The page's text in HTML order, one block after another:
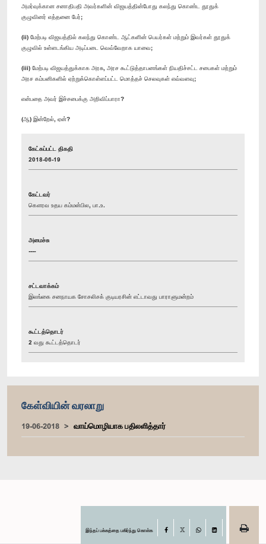
அமர்வுக்கான சனாதிபதி அவர்களின் விஜயத்தின்போது கலந்து கொண்ட தூதுக்
குழுவினர் எத்தனை பேர்;
(ii) மேற்படி விஜயத்தில் கலந்து கொண்ட ஆட்களின் பெயர்கள் மற்றும் இவர்கள் தூதுக்
குழுவில் உள்ளடங்கிய அடிப்படை வெவ்வேறாக யாவை;
(iii) மேற்படி விஜயத்துக்காக அரசு, அரச கூட்டுத்தாபனங்கள் நியதிச்சட்ட சபைகள் மற்றும்
அரச கம்பனிகளில் ஏற்றுக்கொள்ளப்பட்ட மொத்தச் செலவுகள் எவ்வளவு;
என்பதை அவர் இச்சபைக்கு அறிவிப்பாரா?
(ஆ) இன்றேல், ஏன்?
கேட்கப்பட்ட திகதி
2018-06-19
கேட்டவர்
கௌரவ உதய கம்மன்பில, பா.உ.
அமைச்சு
----
சட்டவாக்கம்
இலங்கை சனநாயக சோசலிசக் குடியரசின் எட்டாவது பாராளுமன்றம்
கூட்டத்தொடர்
2 வது கூட்டத்தொடர்
கேள்வியின் வரலாறு
19-06-2018 வாய்மொழியாக பதிலளித்தார்
இந்தப் பக்கத்தை பகிர்ந்து கொள்க Facebook